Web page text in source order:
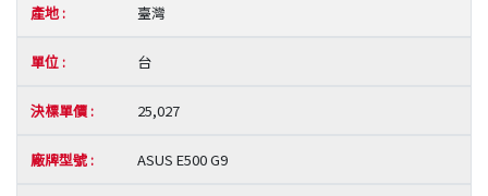
臺灣
台
25,027
ASUS E500 G9